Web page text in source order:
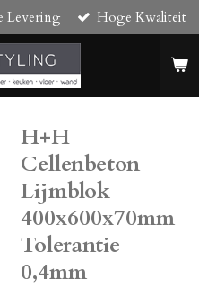
Levering Hoge Kwaliteit
H+H
Cellenbeton
Lijmblok
400x600x70mm
Tolerantie
0,4mm